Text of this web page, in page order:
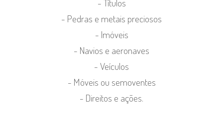
- Títulos
- Pedras e metais preciosos
- Imóveis
- Navios e aeronaves
- Veículos
- Móveis ou semoventes
- Direitos e ações.